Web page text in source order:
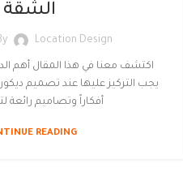
الشقة
Location Design
اكتشف معنا في هذا المقال أهم
يجب التركيز عليها عند تصميم
أفكاراً وتصاميم رائعة
READING